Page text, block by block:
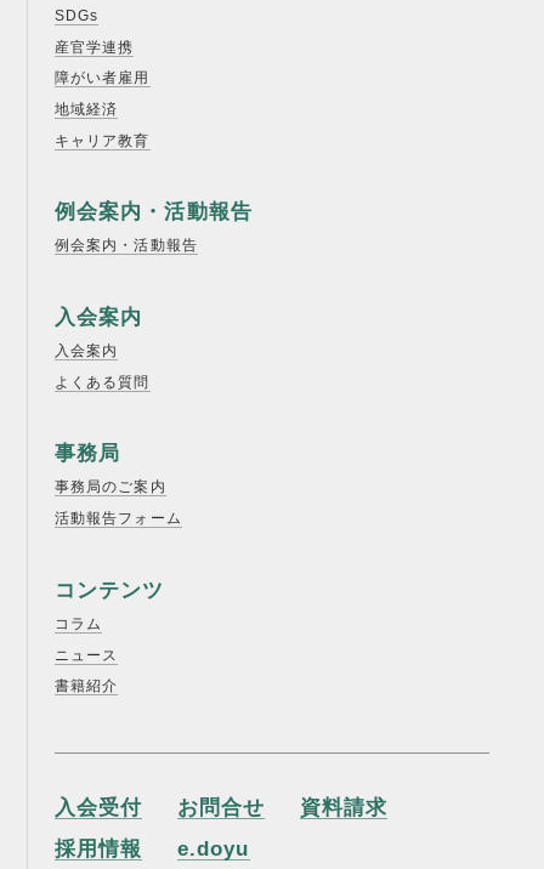
大阪市中央区農人橋2丁目-1-30 谷町八木ビル4F
SDGs
産官学連携
障がい者雇用
地域経済
キャリア教育
例会案内・活動報告
例会案内・活動報告
入会案内
入会案内
よくある質問
事務局
事務局のご案内
活動報告フォーム
コンテンツ
コラム
ニュース
書籍紹介
入会受付 お問合せ
資料請求
採用情報
e.doyu